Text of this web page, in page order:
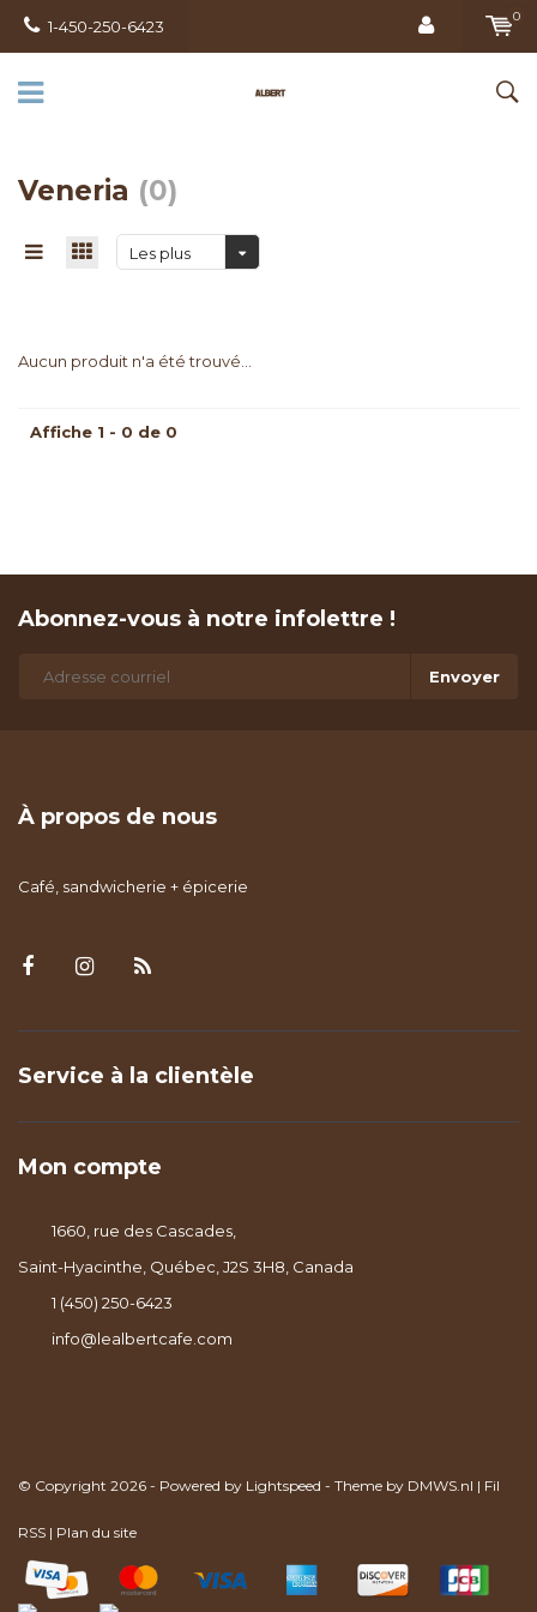
1-450-250-6423
0
Veneria (0)
Les plus
Aucun produit n'a été trouvé...
Affiche 1 - 0 de 0
Abonnez-vous à notre infolettre !
Envoyer
À propos de nous
Café, sandwicherie + épicerie
Service à la clientèle
Mon compte
1660, rue des Cascades,
Saint-Hyacinthe, Québec, J2S 3H8, Canada
1 (450) 250-6423
info@lealbertcafe.com
© Copyright 2026 - Powered by Lightspeed - Theme by DMWS.nl | Fil
RSS | Plan du site